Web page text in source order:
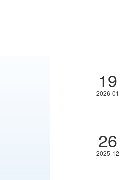
19
2026-01
26
2025-12